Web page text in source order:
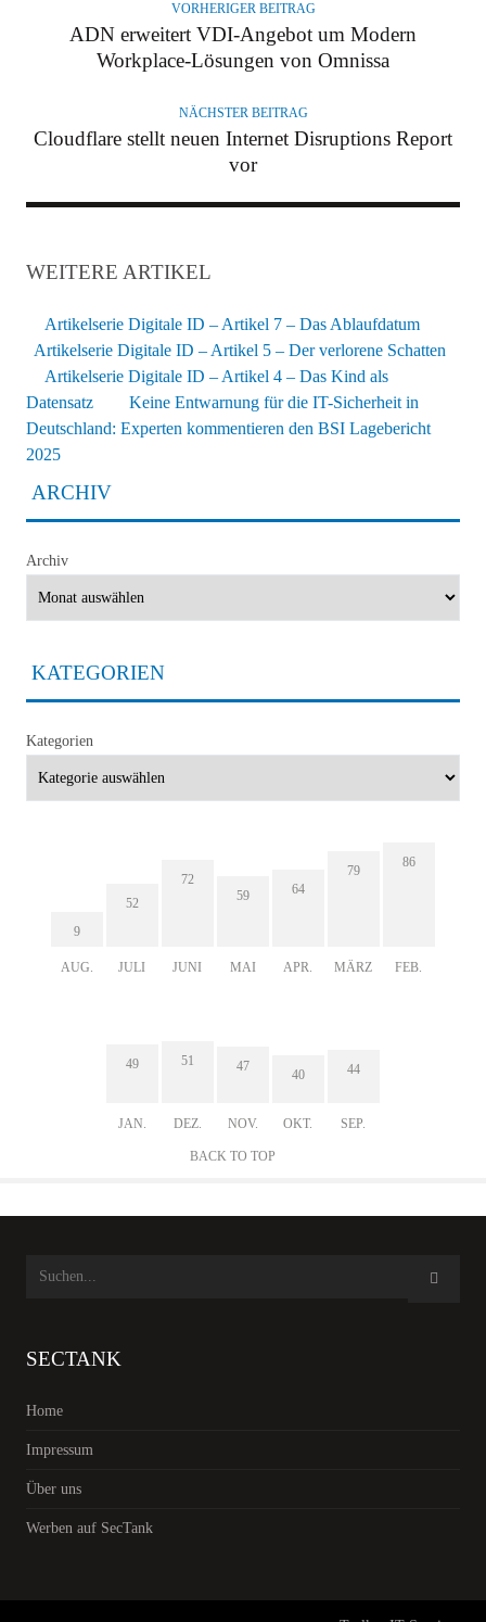
VORHERIGER BEITRAG
ADN erweitert VDI-Angebot um Modern
Workplace-Lösungen von Omnissa
NÄCHSTER BEITRAG
Cloudflare stellt neuen Internet Disruptions Report
vor
WEITERE ARTIKEL
Artikelserie Digitale ID – Artikel 7 – Das Ablaufdatum
Artikelserie Digitale ID – Artikel 5 – Der verlorene Schatten
Artikelserie Digitale ID – Artikel 4 – Das Kind als
Datensatz
Keine Entwarnung für die IT-Sicherheit in
Deutschland: Experten kommentieren den BSI Lagebericht
2025
ARCHIV
Archiv
KATEGORIEN
Kategorien
9
AUG.
52
JULI
72
JUNI
59
MAI
64
APR.
79
MÄRZ
86
FEB.
49
JAN.
51
DEZ.
47
NOV.
40
OKT.
44
SEP.
BACK TO TOP
SECTANK
Home
Impressum
Über uns
Werben auf SecTank